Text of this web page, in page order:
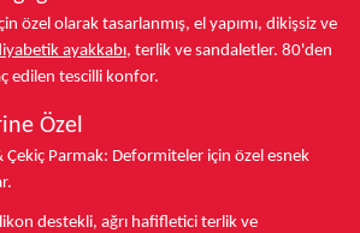
özel olarak tasarlanmış, el yapımı, dikişsiz ve
ayakkabı, terlik ve sandaletler. 80'den
edilen tescilli konfor.
Özel
Çekiç Parmak: Deformiteler için özel esnek
destekli, ağrı hafifletici terlik ve